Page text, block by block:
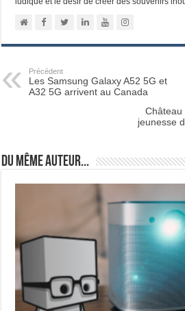
Précédent
Les Samsung Galaxy A52 5G et
A32 5G arrivent au Canada
Château
jeunesse
Du même auteur...